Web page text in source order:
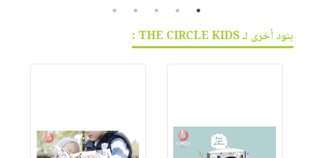
1
2
3
4
5
بنود أخرى لـ THE CIRCLE KIDS :